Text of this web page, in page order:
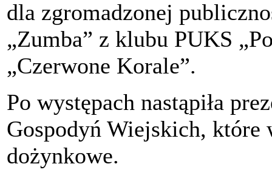
dla zgromadzonej
„Zumba” z klubu PUKS
„Czerwone Korale”.
Po występach nastąpiła
Gospodyń Wiejskich, które
dożynkowe.